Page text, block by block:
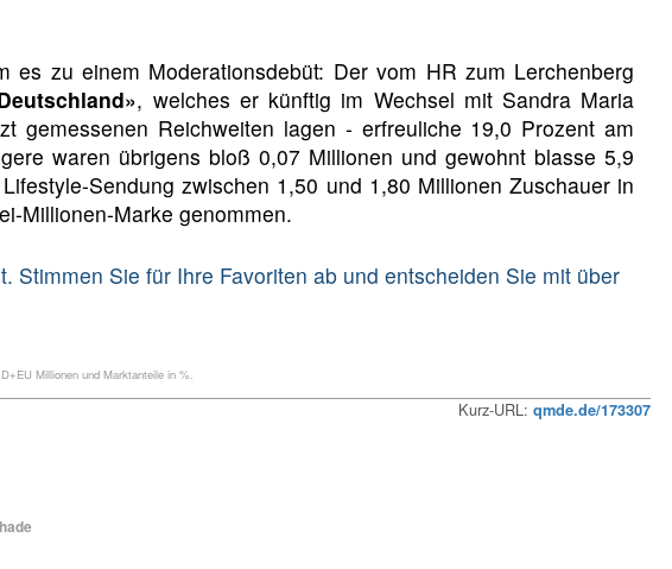
zu einem Moderationsdebüt: Der vom HR zum Lerchenberg
, welches er künftig im Wechsel mit Sandra Maria
gemessenen Reichweiten lagen - erfreuliche 19,0 Prozent am
waren übrigens bloß 0,07 Millionen und gewohnt blasse 5,9
Sendung zwischen 1,50 und 1,80 Millionen Zuschauer in
Millionen-Marke genommen.
Sie für Ihre Favoriten ab und entscheiden Sie mit über
Millionen und Marktanteile in %.
Kurz-URL: qmde.de/173307